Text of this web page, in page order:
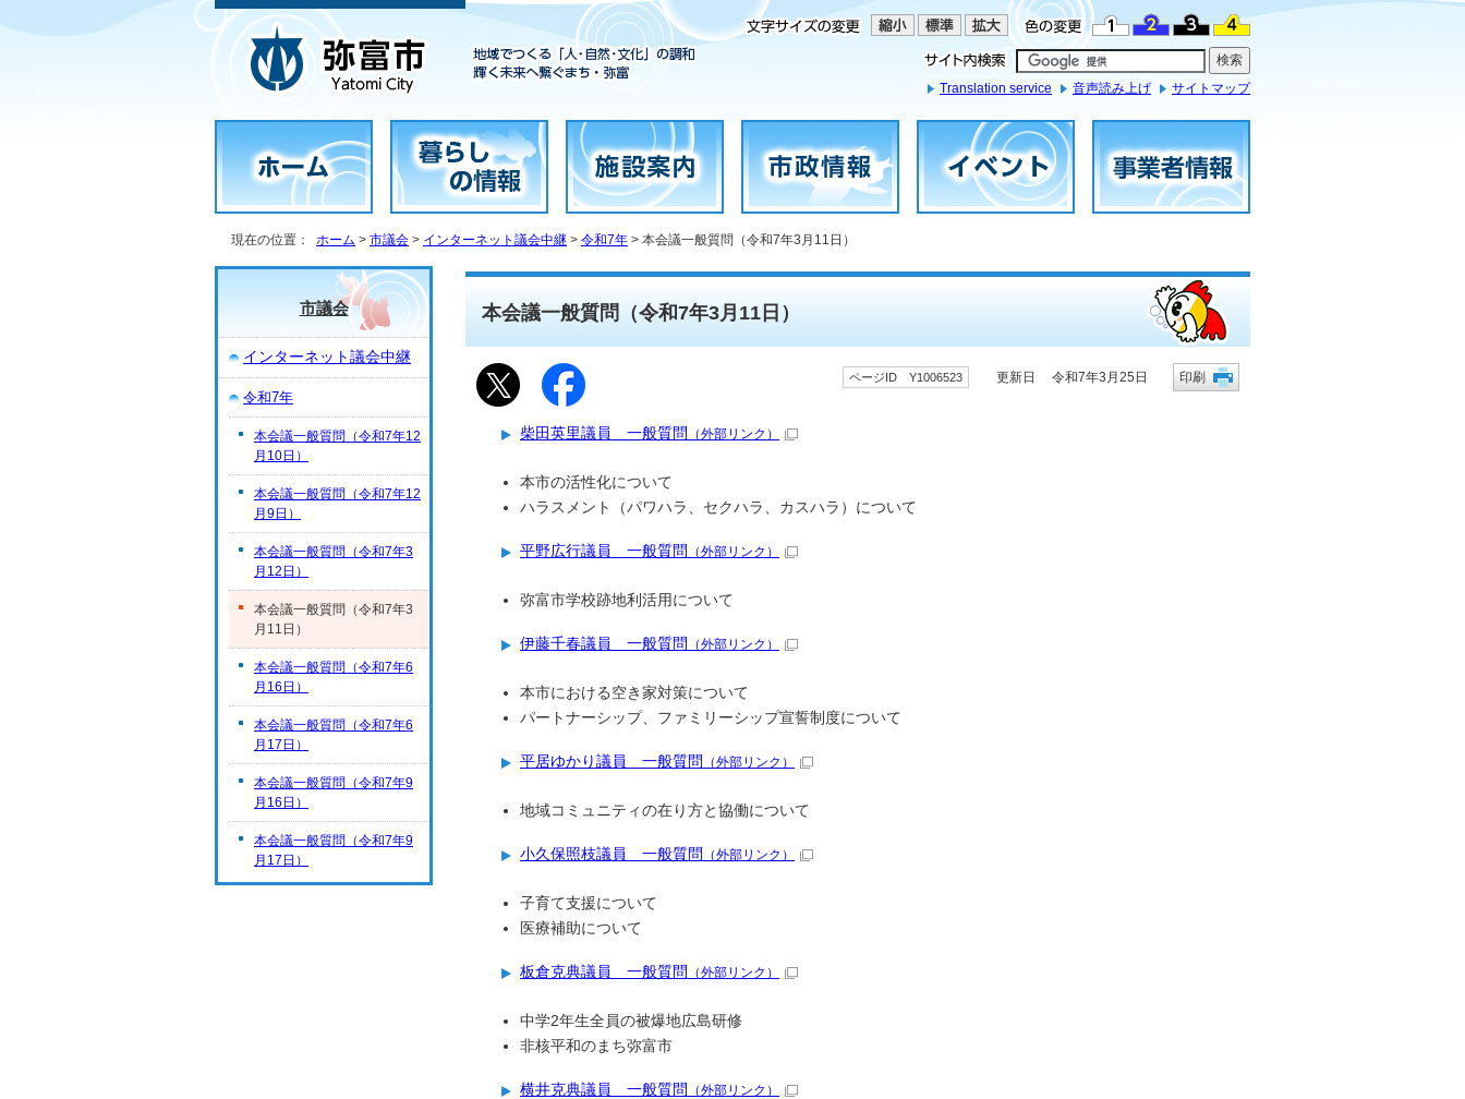
Translation service 音声読み上げ サイトマップ
現在の位置： ホーム > 市議会 > インターネット議会中継 > 令和7年 > 本会議一般質問（令和7年3月11日）
本会議一般質問（令和7年3月11日）
ページID Y1006523 更新日 令和7年3月25日 印刷
柴田英里議員 一般質問 （外部リンク）
本市の活性化について
ハラスメント（パワハラ、セクハラ、カスハラ）について
平野広行議員 一般質問 （外部リンク）
弥富市学校跡地利活用について
伊藤千春議員 一般質問 （外部リンク）
本市における空き家対策について
パートナーシップ、ファミリーシップ宣誓制度について
平居ゆかり議員 一般質問 （外部リンク）
地域コミュニティの在り方と協働について
小久保照枝議員 一般質問 （外部リンク）
子育て支援について
医療補助について
板倉克典議員 一般質問 （外部リンク）
中学2年生全員の被爆地広島研修
非核平和のまち弥富市
横井克典議員 一般質問 （外部リンク）
市議会
インターネット議会中継
令和7年
本会議一般質問（令和7年12
月10日）
本会議一般質問（令和7年12
月9日）
本会議一般質問（令和7年3
月12日）
本会議一般質問（令和7年3
月11日）
本会議一般質問（令和7年6
月16日）
本会議一般質問（令和7年6
月17日）
本会議一般質問（令和7年9
月16日）
本会議一般質問（令和7年9
月17日）